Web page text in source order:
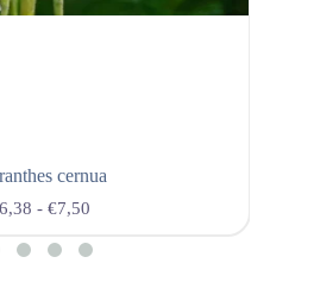
cernua
6,38 -€7,50